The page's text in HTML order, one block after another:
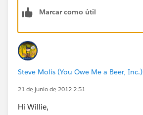
Marcar como útil
Steve Molis (You Owe Me a Beer, Inc.)
21 de junio de 2012 2:51
Hi Willie,